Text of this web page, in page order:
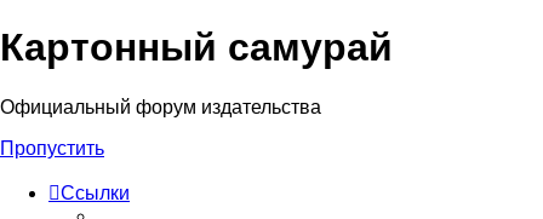
Регистрация
Картонный самурай
Официальный форум издательства
Пропустить
Ссылки